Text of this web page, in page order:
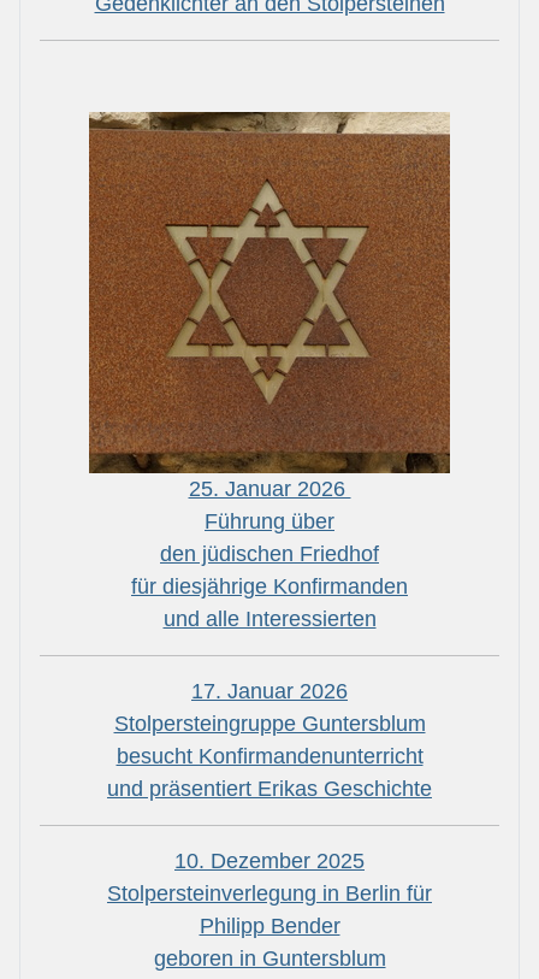
25. Januar 2026
Führung über
den jüdischen Friedhof
für diesjährige Konfirmanden
und alle Interessierten
17. Januar 2026
Stolpersteingruppe Guntersblum
besucht Konfirmandenunterricht
und präsentiert Erikas Geschichte
10. Dezember 2025
Stolpersteinverlegung in Berlin für
Philipp Bender
geboren in Guntersblum